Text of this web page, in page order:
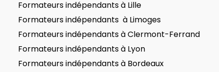
Formateurs indépendantsà Lille
Formateurs indépendants à Limoges
Formateurs indépendantsà Clermont-Ferrand
Formateurs indépendantsà Lyon
Formateurs indépendantsà Bordeaux